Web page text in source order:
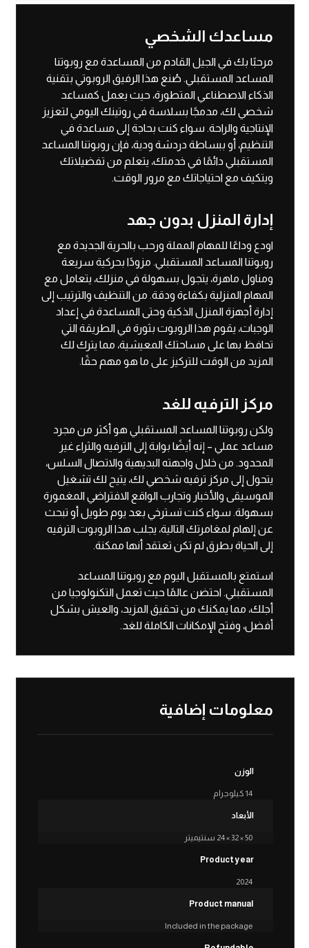
مساعدك الشخصي
مرحبًا بك في الجيل القادم من المساعدة مع روبوتنا
المساعد المستقبلي. صُنع هذا الرفيق الروبوتي بتقنية
الذكاء الاصطناعي المتطورة، حيث يعمل كمساعد
شخصي لك، مدمجًا بسلاسة في روتينك اليومي لتعزيز
الإنتاجية والراحة. سواء كنت بحاجة إلى مساعدة في
التنظيم، أو ببساطة دردشة ودية، فإن روبوتنا المساعد
المستقبلي دائمًا في خدمتك، يتعلم من تفضيلاتك
ويتكيف مع احتياجاتك مع مرور الوقت.
إدارة المنزل بدون جهد
اودع وداعًا للمهام المملة ورحب بالحرية الجديدة مع
روبوتنا المساعد المستقبلي. مزودًا بحركية سريعة
ومناول ماهرة، يتجول بسهولة في منزلك، يتعامل مع
المهام المنزلية بكفاءة ودقة. من التنظيف والترتيب إلى
إدارة أجهزة المنزل الذكية وحتى المساعدة في إعداد
الوجبات، يقوم هذا الروبوت بثورة في الطريقة التي
تحافظ بها على مساحتك المعيشية، مما يترك لك
المزيد من الوقت للتركيز على ما هو مهم حقًا.
مركز الترفيه للغد
ولكن روبوتنا المساعد المستقبلي هو أكثر من مجرد
مساعد عملي – إنه أيضًا بوابة إلى الترفيه والثراء غير
المحدود. من خلال واجهته البديهية والاتصال السلس،
يتحول إلى مركز ترفيه شخصي لك، يتيح لك تشغيل
الموسيقى والأخبار وتجارب الواقع الافتراضي المغمورة
بسهولة. سواء كنت تسترخي بعد يوم طويل أو تبحث
عن إلهام لمغامرتك التالية، يجلب هذا الروبوت الترفيه
إلى الحياة بطرق لم تكن تعتقد أنها ممكنة.
استمتع بالمستقبل اليوم مع روبوتنا المساعد
المستقبلي. احتضن عالمًا حيث تعمل التكنولوجيا من
أجلك، مما يمكنك من تحقيق المزيد، والعيش بشكل
أفضل، وفتح الإمكانات الكاملة للغد.
معلومات إضافية
الوزن
14 كيلوجرام
الأبعاد
50 × 32 × 24 سنتيميتر
Product year
2024
Product manual
Included in the package